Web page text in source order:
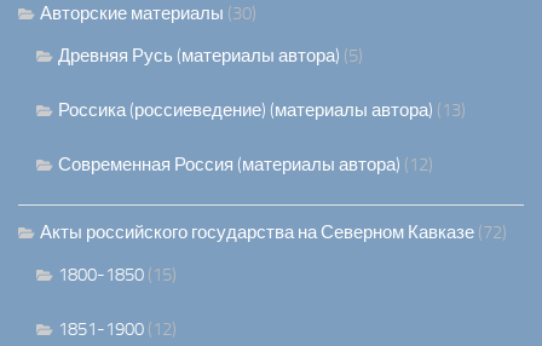
Авторские материалы (30)
Древняя Русь (материалы автора) (5)
Россика (россиеведение) (материалы автора) (13)
Современная Россия (материалы автора) (12)
Акты российского государства на Северном Кавказе (72)
1800-1850 (15)
1851-1900 (12)